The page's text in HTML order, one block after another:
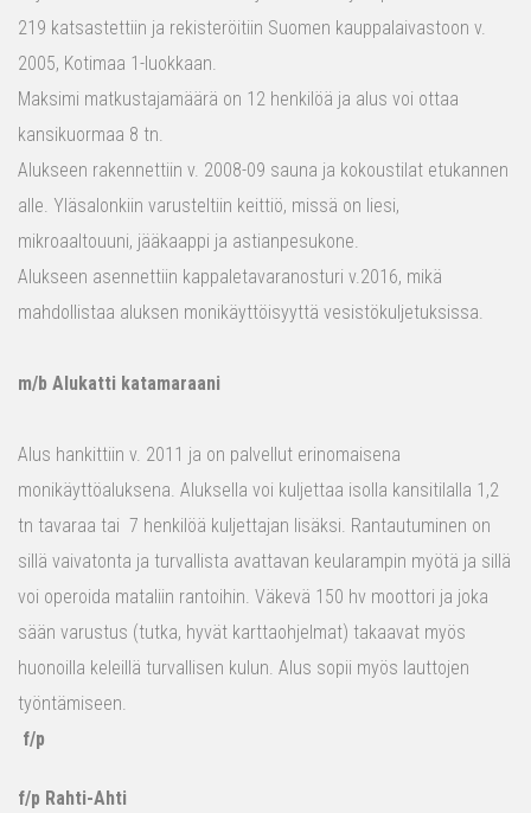
219 katsastettiin ja rekisteröitiin Suomen kauppalaivastoon v.
2005, Kotimaa 1-luokkaan.
Maksimi matkustajamäärä on 12 henkilöä ja alus voi ottaa
kansikuormaa 8 tn.
Alukseen rakennettiin v. 2008-09 sauna ja kokoustilat etukannen
alle. Yläsalonkiin varusteltiin keittiö, missä on liesi,
mikroaaltouuni, jääkaappi ja astianpesukone.
Alukseen asennettiin kappaletavaranosturi v.2016, mikä
mahdollistaa aluksen monikäyttöisyyttä vesistökuljetuksissa.
m/b Alukatti katamaraani
Alus hankittiin v. 2011 ja on palvellut erinomaisena
monikäyttöaluksena. Aluksella voi kuljettaa isolla kansitilalla 1,2
tn tavaraa tai 7 henkilöä kuljettajan lisäksi. Rantautuminen on
sillä vaivatonta ja turvallista avattavan keularampin myötä ja sillä
voi operoida mataliin rantoihin. Väkevä 150 hv moottori ja joka
sään varustus (tutka, hyvät karttaohjelmat) takaavat myös
huonoilla keleillä turvallisen kulun. Alus sopii myös lauttojen
työntämiseen.
f/p
f/p Rahti-Ahti